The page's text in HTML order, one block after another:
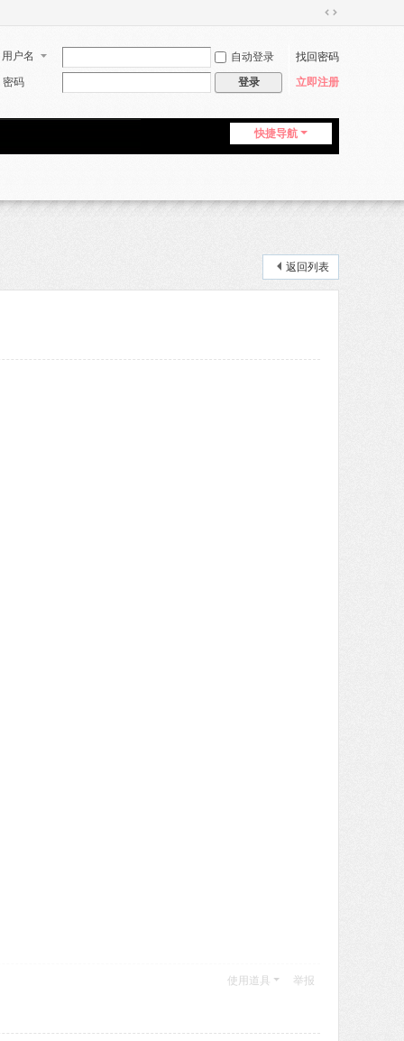
切
到
宽
用户名 自动登录
找回密码
密码
登录 立即注册
快捷导航
返回列表
使用道具 举报